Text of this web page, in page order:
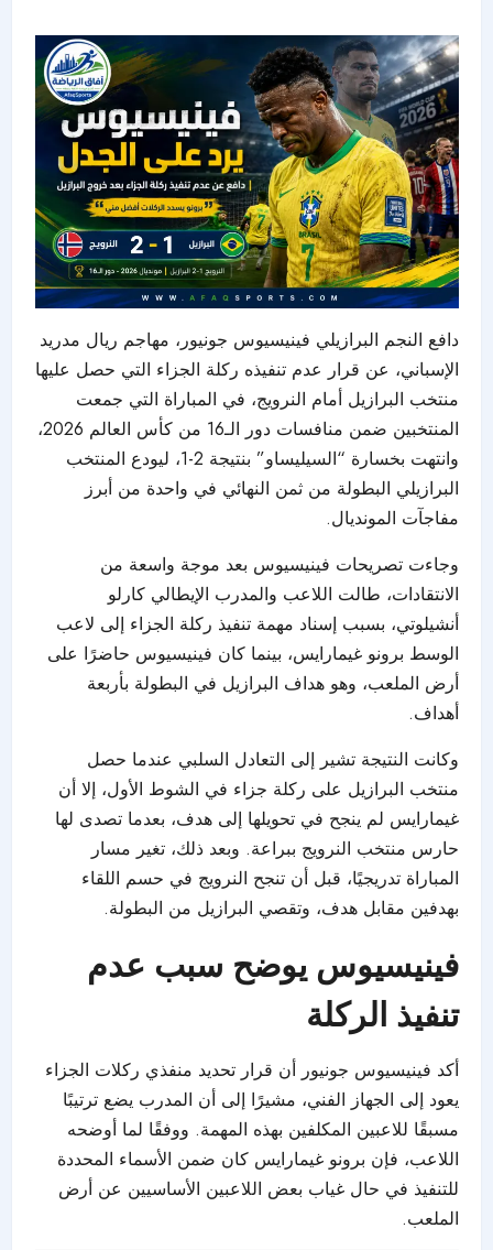
دافع النجم البرازيلي فينيسيوس جونيور، مهاجم ريال مدريد
الإسباني، عن قرار عدم تنفيذه ركلة الجزاء التي حصل عليها
منتخب البرازيل أمام النرويج، في المباراة التي جمعت
المنتخبين ضمن منافسات دور الـ16 من كأس العالم 2026،
وانتهت بخسارة “السيليساو” بنتيجة 2-1، ليودع المنتخب
البرازيلي البطولة من ثمن النهائي في واحدة من أبرز
مفاجآت المونديال.
وجاءت تصريحات فينيسيوس بعد موجة واسعة من
الانتقادات، طالت اللاعب والمدرب الإيطالي كارلو
أنشيلوتي، بسبب إسناد مهمة تنفيذ ركلة الجزاء إلى لاعب
الوسط برونو غيمارايس، بينما كان فينيسيوس حاضرًا على
أرض الملعب، وهو هداف البرازيل في البطولة بأربعة
أهداف.
وكانت النتيجة تشير إلى التعادل السلبي عندما حصل
منتخب البرازيل على ركلة جزاء في الشوط الأول، إلا أن
غيمارايس لم ينجح في تحويلها إلى هدف، بعدما تصدى لها
حارس منتخب النرويج ببراعة. وبعد ذلك، تغير مسار
المباراة تدريجيًا، قبل أن تنجح النرويج في حسم اللقاء
بهدفين مقابل هدف، وتقصي البرازيل من البطولة.
فينيسيوس يوضح سبب عدم
تنفيذ الركلة
أكد فينيسيوس جونيور أن قرار تحديد منفذي ركلات الجزاء
يعود إلى الجهاز الفني، مشيرًا إلى أن المدرب يضع ترتيبًا
مسبقًا للاعبين المكلفين بهذه المهمة. ووفقًا لما أوضحه
اللاعب، فإن برونو غيمارايس كان ضمن الأسماء المحددة
للتنفيذ في حال غياب بعض اللاعبين الأساسيين عن أرض
الملعب.